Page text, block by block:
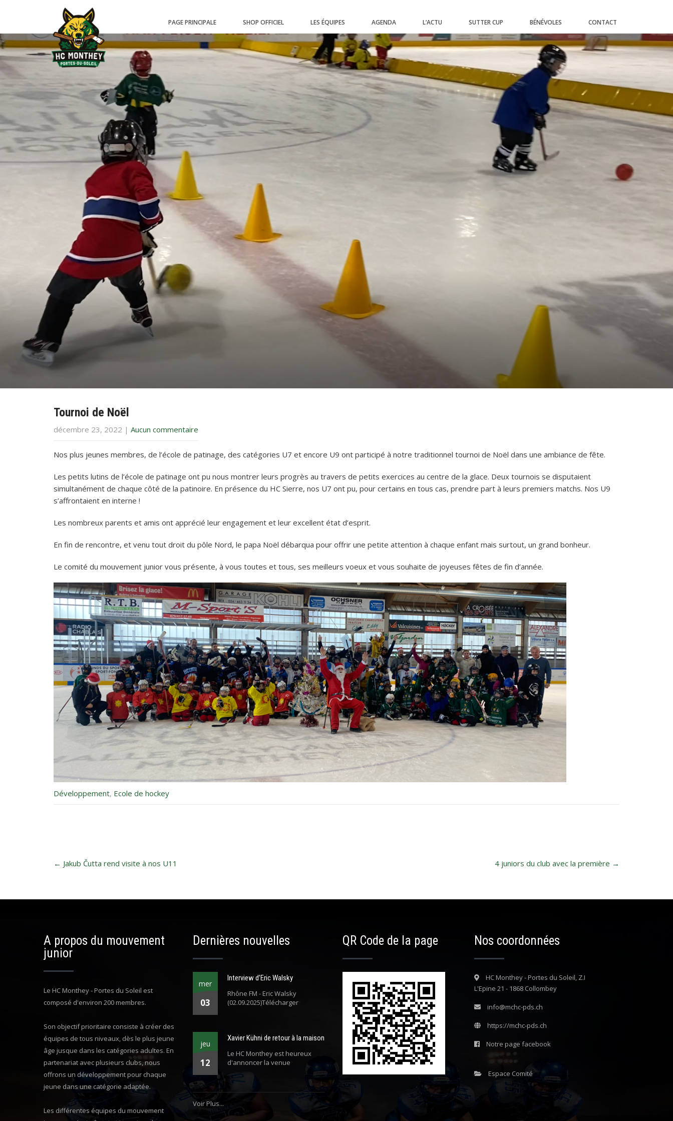
PAGE PRINCIPALE SHOP OFFICIEL LES ÉQUIPES AGENDA L’ACTU SUTTER CUP BÉNÉVOLES CONTACT
Tournoi de Noël
décembre 23, 2022 | Aucun commentaire
Nos plus jeunes membres, de l’école de patinage, des catégories U7 et encore U9 ont participé à notre traditionnel tournoi de Noël dans une ambiance de fête.
Les petits lutins de l’école de patinage ont pu nous montrer leurs progrès au travers de petits exercices au centre de la glace. Deux tournois se disputaient
simultanément de chaque côté de la patinoire. En présence du HC Sierre, nos U7 ont pu, pour certains en tous cas, prendre part à leurs premiers matchs. Nos U9
s’affrontaient en interne !
Les nombreux parents et amis ont apprécié leur engagement et leur excellent état d’esprit.
En fin de rencontre, et venu tout droit du pôle Nord, le papa Noël débarqua pour offrir une petite attention à chaque enfant mais surtout, un grand bonheur.
Le comité du mouvement junior vous présente, à vous toutes et tous, ses meilleurs voeux et vous souhaite de joyeuses fêtes de fin d’année.
Développement, Ecole de hockey
navigation
← Jakub Čutta rend visite à nos U11 4 juniors du club avec la première →
A propos du mouvement
junior
Le HC Monthey - Portes du Soleil est
composé d'environ 200 membres.
Son objectif prioritaire consiste à créer des
équipes de tous niveaux, dès le plus jeune
âge jusque dans les catégories adultes. En
partenariat avec plusieurs clubs, nous
offrons un développement pour chaque
jeune dans une catégorie adaptée.
Les différentes équipes du mouvement
Dernières nouvelles
mer
03
Interview d’Eric Walsky
Rhône FM - Eric Walsky
(02.09.2025)Télécharger
jeu
12
Xavier Kühni de retour à la maison
Le HC Monthey est heureux
d'annoncer la venue
Voir Plus...
QR Code de la page Nos coordonnées
HC Monthey - Portes du Soleil, Z.I
L'Epine 21 - 1868 Collombey
info@mchc-pds.ch
https://mchc-pds.ch
Notre page facebook
Espace Comité